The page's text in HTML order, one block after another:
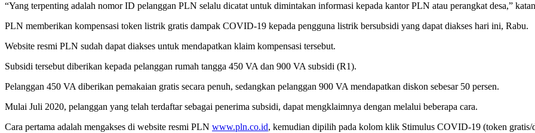
“Yang terpenting adalah nomor ID pelanggan PLN selalu dicatat untuk dimintakan informasi kepada kantor PLN atau perangkat desa,”
PLN memberikan kompensasi token listrik gratis dampak COVID-19 kepada pengguna listrik bersubsidi yang dapat diakses hari ini, Rabu.
Website resmi PLN sudah dapat diakses untuk mendapatkan klaim kompensasi tersebut.
Subsidi tersebut diberikan kepada pelanggan rumah tangga 450 VA dan 900 VA subsidi (R1).
Pelanggan 450 VA diberikan pemakaian gratis secara penuh, sedangkan pelanggan 900 VA mendapatkan diskon sebesar 50 persen.
Mulai Juli 2020, pelanggan yang telah terdaftar sebagai penerima subsidi, dapat mengklaimnya dengan melalui beberapa cara.
Cara pertama adalah mengakses di website resmi PLN www.pln.co.id, kemudian dipilih pada kolom klik Stimulus COVID-19 (token gratis/